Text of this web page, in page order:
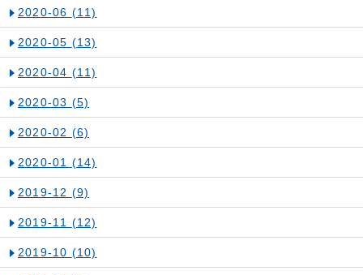
2020-06 (11)
2020-05 (13)
2020-04 (11)
2020-03 (5)
2020-02 (6)
2020-01 (14)
2019-12 (9)
2019-11 (12)
2019-10 (10)